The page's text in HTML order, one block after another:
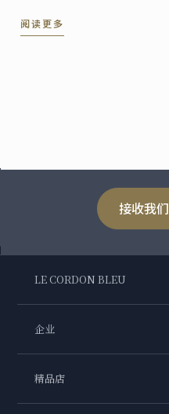
阅读更多
接收我
LE CORDON BLEU
企业
精品店